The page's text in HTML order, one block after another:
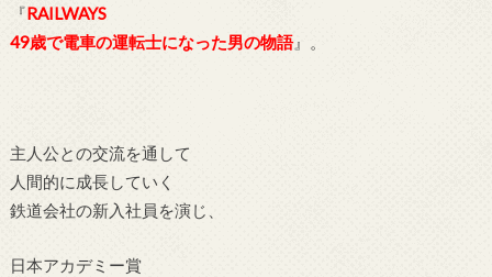
『RAILWAYS
49歳で電車の運転士になった男の物語』。
主人公との交流を通して
人間的に成長していく
鉄道会社の新入社員を演じ、
日本アカデミー賞